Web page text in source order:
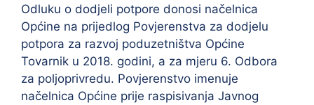
Odluku o dodjeli potpore donosi načelnica
Općine na prijedlog Povjerenstva za dodjelu
potpora za razvoj poduzetništva Općine
Tovarnik u 2018. godini, a za mjeru 6. Odbora
za poljoprivredu. Povjerenstvo imenuje
načelnica Općine prije raspisivanja Javnog